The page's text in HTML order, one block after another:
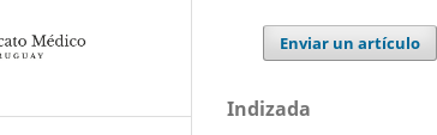
Enviar un artículo
Indizada